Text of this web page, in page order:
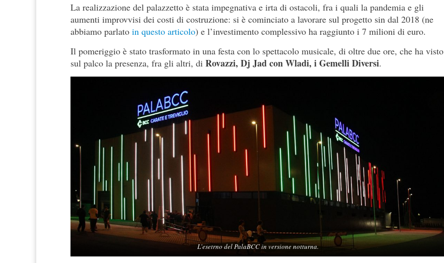
La realizzazione del palazzetto è stata impegnativa e irta di ostacoli, fra i quali la pandemia e gli
aumenti improvvisi dei costi di costruzione: si è cominciato a lavorare sul progetto sin dal 2018 (ne
abbiamo parlato in questo articolo) e l’investimento complessivo ha raggiunto i 7 milioni di euro.
Il pomeriggio è stato trasformato in una festa con lo spettacolo musicale, di oltre due ore, che ha visto
sul palco la presenza, fra gli altri, di Rovazzi, Dj Jad con Wladi, i Gemelli Diversi.
L’esetrno del PalaBCC in versione notturna.